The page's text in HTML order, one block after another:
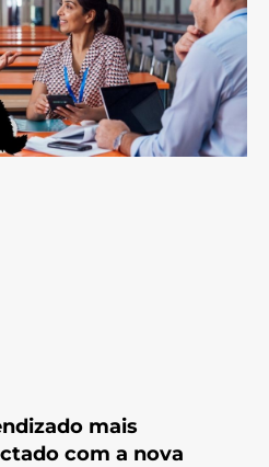
mais
com a nova